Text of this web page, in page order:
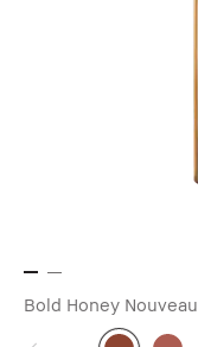
Bold Honey Nouveau